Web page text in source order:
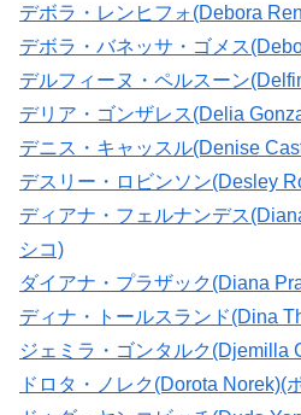
デボラ・レンヒフォ(Debora
デボラ・バネッサ・ゴメス
デルフィーヌ・ペルスーン
デリア・ゴンザレス(Delia
デニス・キャッスル(Denise
デスリー・ロビンソン(Desley
ディアナ・フェルナンデス
シコ)
ダイアナ・プラザック(Diana
ディナ・トールスランド(Dina
ジェミラ・ゴンタルク(Djemilla
ドロタ・ノレク(Dorota Norek)(